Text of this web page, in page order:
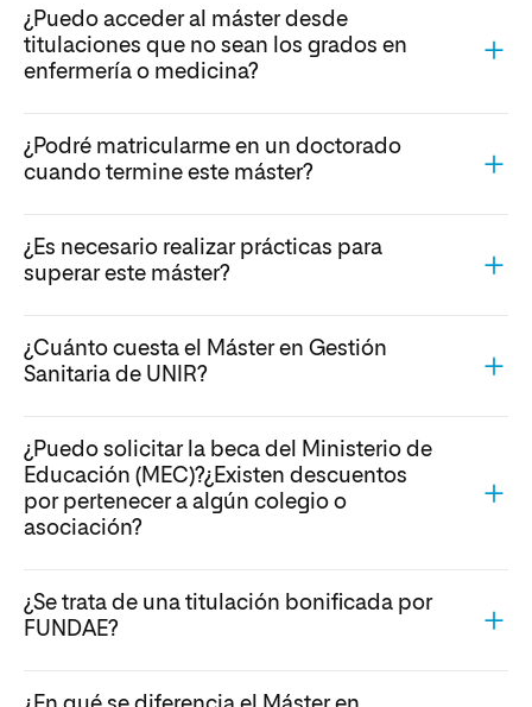
¿Puedo acceder al máster desde
titulaciones que no sean los grados en
enfermería o medicina?
¿Podré matricularme en un doctorado
cuando termine este máster?
¿Es necesario realizar prácticas para
superar este máster?
¿Cuánto cuesta el Máster en Gestión
Sanitaria de UNIR?
¿Puedo solicitar la beca del Ministerio de
Educación (MEC)?¿Existen descuentos
por pertenecer a algún colegio o
asociación?
¿Se trata de una titulación bonificada por
FUNDAE?